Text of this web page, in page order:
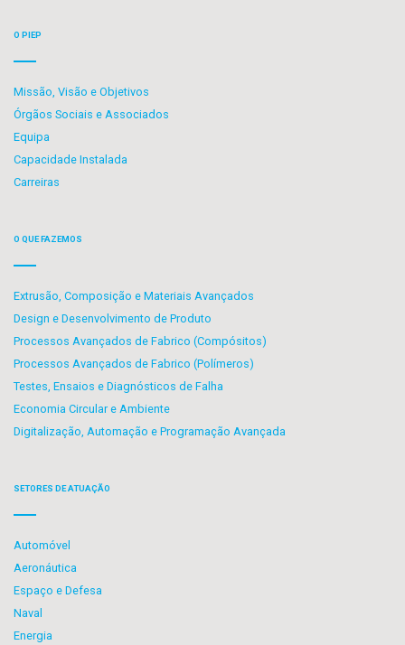
O PIEP
Missão, Visão e Objetivos
Órgãos Sociais e Associados
Equipa
Capacidade Instalada
Carreiras
O QUE FAZEMOS
Extrusão, Composição e Materiais Avançados
Design e Desenvolvimento de Produto
Processos Avançados de Fabrico (Compósitos)
Processos Avançados de Fabrico (Polímeros)
Testes, Ensaios e Diagnósticos de Falha
Economia Circular e Ambiente
Digitalização, Automação e Programação Avançada
SETORES DE ATUAÇÃO
Automóvel
Aeronáutica
Espaço e Defesa
Naval
Energia